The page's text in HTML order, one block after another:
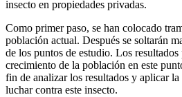
insecto en propiedades privadas.
Como primer paso, se han colocado
población actual. Después se soltarán
de los puntos de estudio. Los
crecimiento de la población en este
fin de analizar los resultados y aplicar la
luchar contra este insecto.